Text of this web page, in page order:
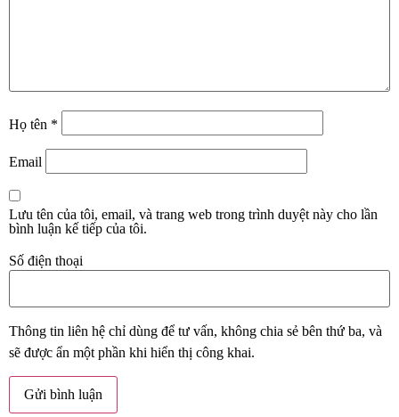
Họ tên *
Email
Lưu tên của tôi, email, và trang web trong trình duyệt này cho lần
bình luận kế tiếp của tôi.
Số điện thoại
Thông tin liên hệ chỉ dùng để tư vấn, không chia sẻ bên thứ ba, và
sẽ được ẩn một phần khi hiển thị công khai.